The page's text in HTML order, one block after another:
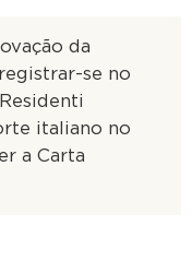
da
se no
italiano no
a Carta